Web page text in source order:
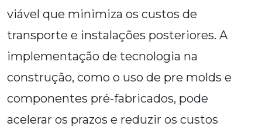
viável que minimiza os custos de
transporte e instalações posteriores. A
implementação de tecnologia na
construção, como o uso de pre molds e
componentes pré-fabricados, pode
acelerar os prazos e reduzir os custos